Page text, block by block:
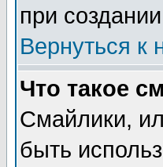
при
Вернуться к
Что такое
Смайлики,
быть